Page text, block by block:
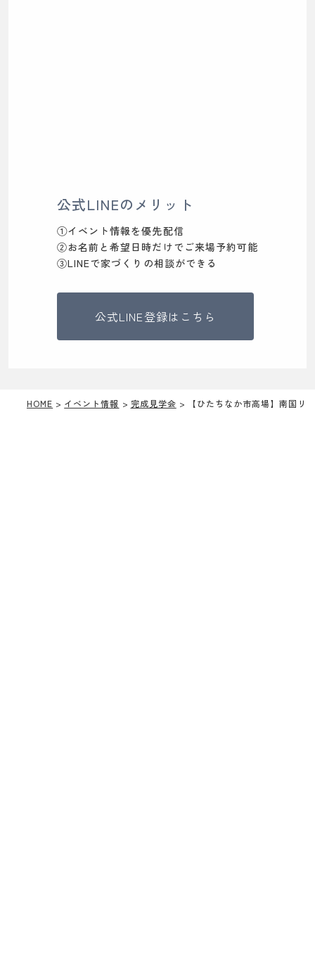
公式LINEのメリット
①イベント情報を優先配信
②お名前と希望日時だけでご来場予約可能
③LINEで家づくりの相談ができる
公式LINE登録はこちら
HOME イベント情報 完成見学会 【ひたちなか市高場】南国リ